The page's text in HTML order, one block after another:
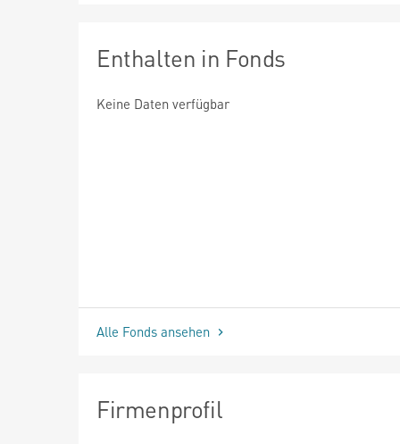
Enthalten in Fonds
Keine Daten verfügbar
Alle Fonds ansehen
Firmenprofil